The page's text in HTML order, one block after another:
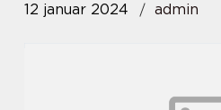
12 januar 2024 admin